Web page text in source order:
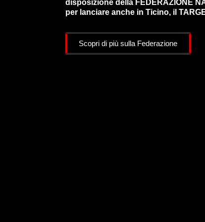
disposizione della FEDERAZIONE
per lanciare anche in Ticino, il
Scopri di più sulla Federazione